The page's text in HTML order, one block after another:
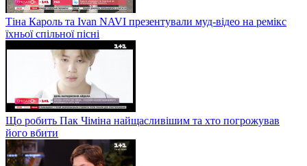
Тіна Кароль та Ivan NAVI презентували муд-відео на ремікс
їхньої спільної пісні
Що робить Пак Чіміна найщасливішим та хто погрожував
його вбити